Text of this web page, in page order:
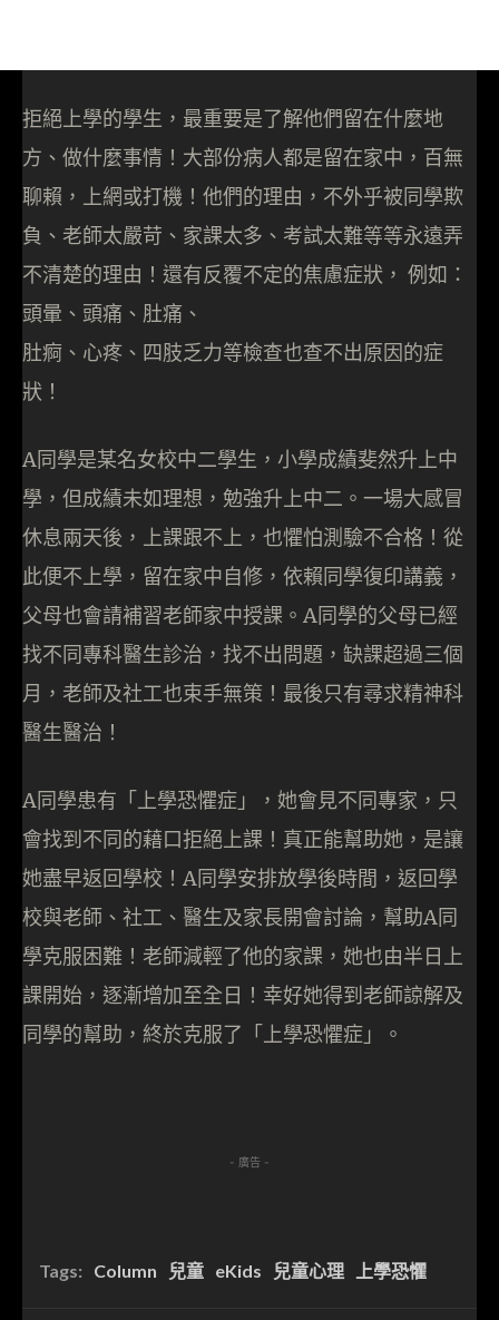
拒絕上學的學生，最重要是了解他們留在什麼地
方、做什麼事情！大部份病人都是留在家中，百無
聊賴，上網或打機！他們的理由，不外乎被同學欺
負、老師太嚴苛、家課太多、考試太難等等永遠弄
不清楚的理由！還有反覆不定的焦慮症狀， 例如：
頭暈、頭痛、肚痛、
肚痾、心疼、四肢乏力等檢查也查不出原因的症
狀！
A同學是某名女校中二學生，小學成績斐然升上中
學，但成績未如理想，勉強升上中二。一場大感冒
休息兩天後，上課跟不上，也懼怕測驗不合格！從
此便不上學，留在家中自修，依賴同學復印講義，
父母也會請補習老師家中授課。A同學的父母已經
找不同專科醫生診治，找不出問題，缺課超過三個
月，老師及社工也束手無策！最後只有尋求精神科
醫生醫治！
A同學患有「上學恐懼症」，她會見不同專家，只
會找到不同的藉口拒絕上課！真正能幫助她，是讓
她盡早返回學校！A同學安排放學後時間，返回學
校與老師、社工、醫生及家長開會討論，幫助A同
學克服困難！老師減輕了他的家課，她也由半日上
課開始，逐漸增加至全日！幸好她得到老師諒解及
同學的幫助，終於克服了「上學恐懼症」。
- 廣告 -
Tags: Column 兒童 eKids 兒童心理 上學恐懼